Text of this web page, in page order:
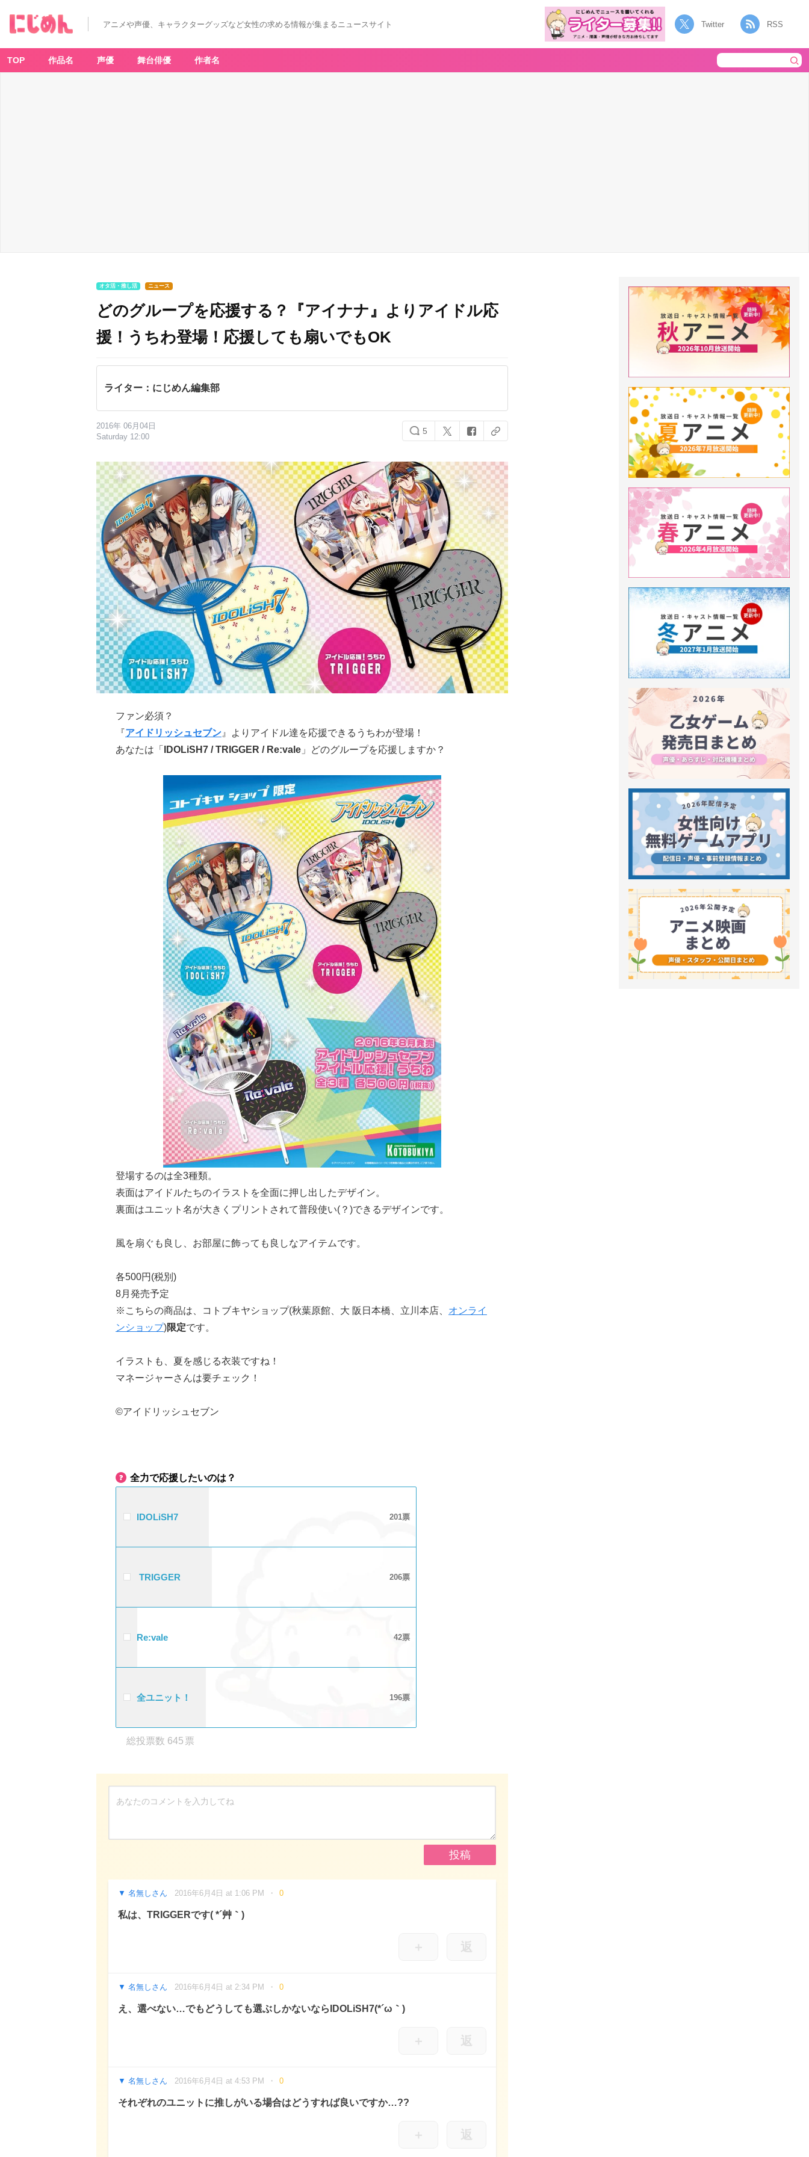
アニメや声優、キャラクターグッズなど女性の求める情報が集まるニュースサイト Twitter RSS
TOP 作品名 声優 舞台俳優 作者名
オタ活・推し活 ニュース
どのグループを応援する？『アイナナ』よりアイドル応
援！うちわ登場！応援しても扇いでもOK
ライター：にじめん編集部
2016年 06月04日
Saturday 12:00
5
ファン必須？
『アイドリッシュセブン 』よりアイドル達を応援できるうちわが登場！
あなたは「
IDOLiSH7 / TRIGGER / Re:vale 」どのグループを応援しますか？
登場するのは全3種類。
表面はアイドルたちのイラストを全面に押し出したデザイン。
裏面はユニット名が大きくプリントされて普段使い(？)できるデザインです。
風を扇ぐも良し、お部屋に飾っても良しなアイテムです。
各500円(税別)
8月発売予定
※こちらの商品は、コトブキヤショップ(秋葉原館、大 阪日本橋、立川本店、 オンライ
ンショップ)限定です。
イラストも、夏を感じる衣装ですね！
マネージャーさんは要チェック！
©アイドリッシュセブン
全力で応援したいのは？
IDOLiSH7 201
TRIGGER 206
Re:vale 42
全ユニット！ 196
645
名無しさん 2016年6月4日 at 1:06 PM 0
私は、TRIGGERです( *´艸｀)
＋ 返
名無しさん 2016年6月4日 at 2:34 PM 0
え、選べない…でもどうしても選ぶしかないならIDOLiSH7(*´ω｀)
＋ 返
名無しさん 2016年6月4日 at 4:53 PM 0
それぞれのユニットに推しがいる場合はどうすれば良いですか…??
＋ 返